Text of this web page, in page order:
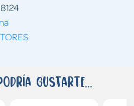
gustarte...